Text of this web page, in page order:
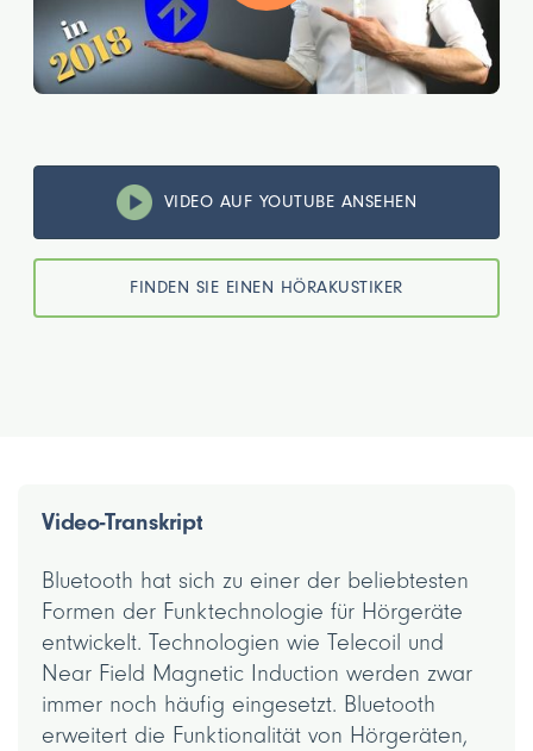
VIDEO AUF YOUTUBE ANSEHEN
FINDEN SIE EINEN HÖRAKUSTIKER
Video-Transkript
Bluetooth hat sich zu einer der beliebtesten
Formen der Funktechnologie für Hörgeräte
entwickelt. Technologien wie Telecoil und
Near Field Magnetic Induction werden zwar
immer noch häufig eingesetzt. Bluetooth
erweitert die Funktionalität von Hörgeräten,